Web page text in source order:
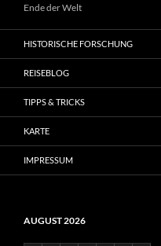
Ende der Welt
HISTORISCHE FORSCHUNG
REISEBLOG
TIPPS & TRICKS
KARTE
IMPRESSUM
AUGUST 2026